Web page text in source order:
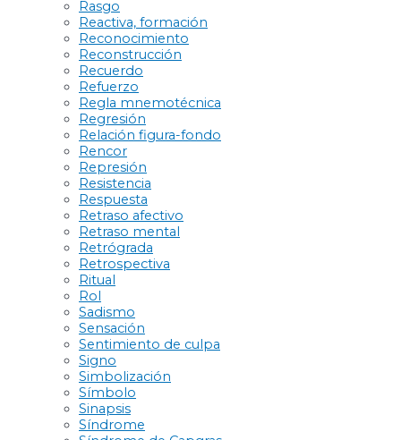
Rasgo
Reactiva, formación
Reconocimiento
Reconstrucción
Recuerdo
Refuerzo
Regla mnemotécnica
Regresión
Relación figura-fondo
Rencor
Represión
Resistencia
Respuesta
Retraso afectivo
Retraso mental
Retrógrada
Retrospectiva
Ritual
Rol
Sadismo
Sensación
Sentimiento de culpa
Signo
Simbolización
Símbolo
Sinapsis
Síndrome